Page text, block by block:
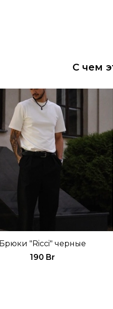
С чем
Брюки "Ricci" черные
190 Br